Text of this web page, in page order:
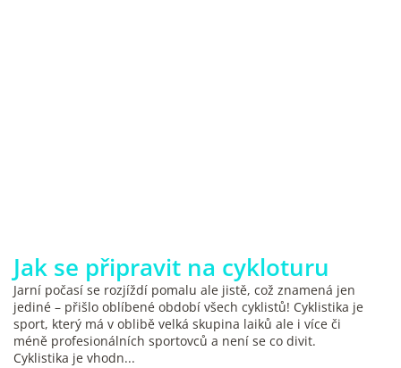
Jak se připravit na cykloturu
Jarní počasí se rozjíždí pomalu ale jistě, což znamená jen
jediné – přišlo oblíbené období všech cyklistů! Cyklistika je
sport, který má v oblibě velká skupina laiků ale i více či
méně profesionálních sportovců a není se co divit.
Cyklistika je vhodn...